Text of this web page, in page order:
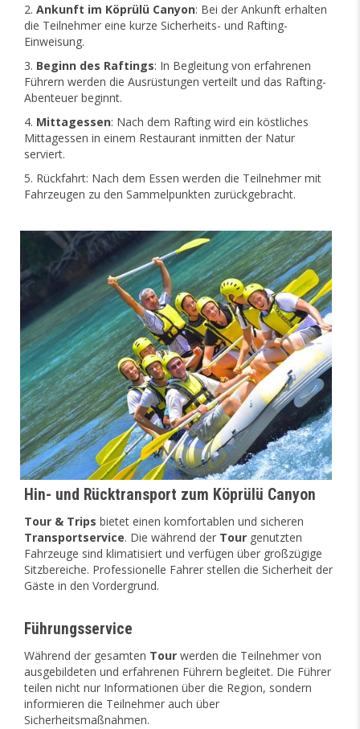
Ankunft im Köprülü Canyon: Bei der Ankunft erhalten
die Teilnehmer eine kurze Sicherheits- und Rafting-
Einweisung.
Beginn des Raftings: In Begleitung von erfahrenen
Führern werden die Ausrüstungen verteilt und das Rafting-
Abenteuer beginnt.
Mittagessen: Nach dem Rafting wird ein köstliches
Mittagessen in einem Restaurant inmitten der Natur
serviert.
Rückfahrt: Nach dem Essen werden die Teilnehmer mit
Fahrzeugen zu den Sammelpunkten zurückgebracht.
Hin- und Rücktransport zum Köprülü Canyon
Tour & Trips bietet einen komfortablen und sicheren
Transportservice. Die während der Tour genutzten
Fahrzeuge sind klimatisiert und verfügen über großzügige
Sitzbereiche. Professionelle Fahrer stellen die Sicherheit der
Gäste in den Vordergrund.
Führungsservice
Während der gesamten Tour werden die Teilnehmer von
ausgebildeten und erfahrenen Führern begleitet. Die Führer
teilen nicht nur Informationen über die Region, sondern
informieren die Teilnehmer auch über
Sicherheitsmaßnahmen.